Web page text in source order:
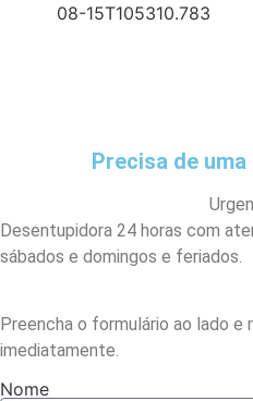
Precisa de
Desentupidora 24 horas com
sábados e domingos e feriados.
Preencha o formulário ao lado
imediatamente.
Nome